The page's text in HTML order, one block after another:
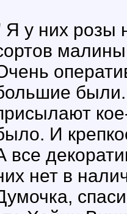
Я у них розы
были.
И
все
нет в